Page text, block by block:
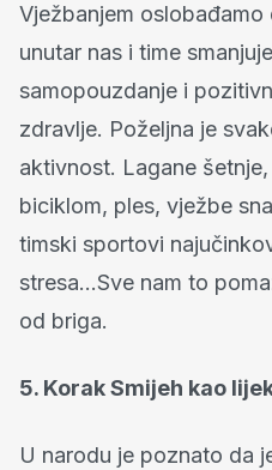
Vježbanjem
unutar nas i time
samopouzdanje i
zdravlje. Poželjna je
aktivnost. Lagane
biciklom, ples, vježbe
timski sportovi
stresa…Sve nam to
od briga.
5. Korak Smijeh kao
U narodu je poznato da